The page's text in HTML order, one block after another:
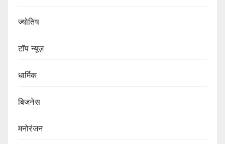
ज्योतिष
टॉप न्यूज़
धार्मिक
बिजनेस
मनोरंजन